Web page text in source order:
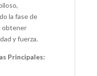
la fase de
obtener
y fuerza.
Principales: